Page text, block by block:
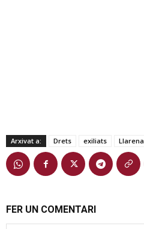
Arxivat a: Drets exiliats Llarena
FER UN COMENTARI